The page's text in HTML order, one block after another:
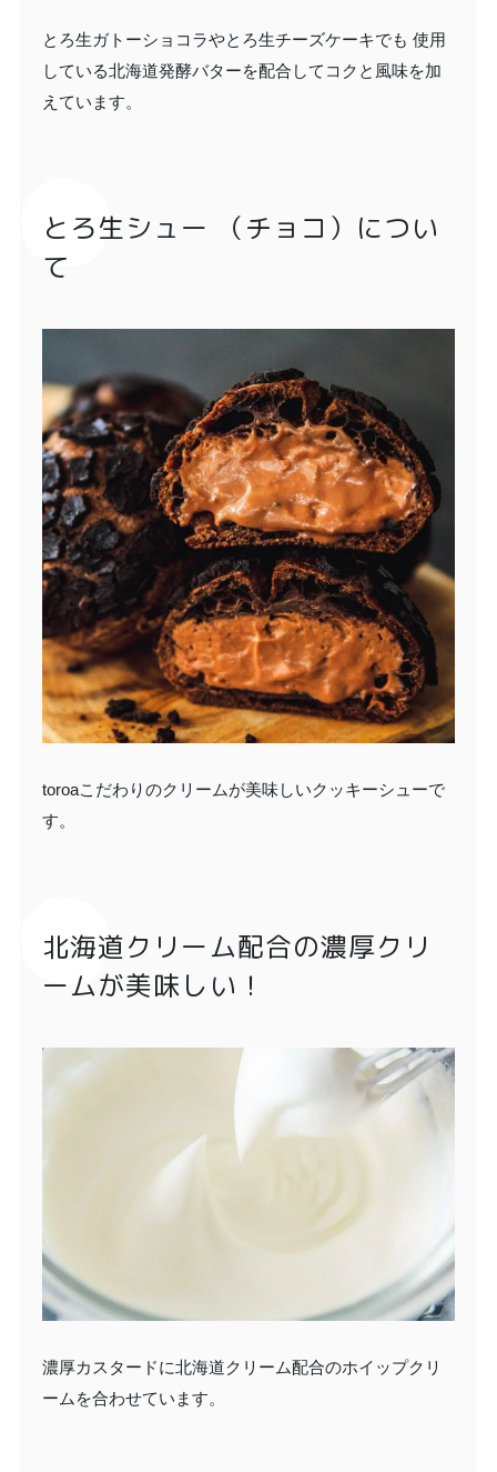
とろ生ガトーショコラやとろ生チーズケーキでも 使用
している北海道発酵バターを配合してコクと風味を加
えています。
とろ生シュー （チョコ）につい
て
toroaこだわりのクリームが美味しいクッキーシューで
す。
北海道クリーム配合の濃厚クリ
ームが美味しい！
濃厚カスタードに北海道クリーム配合のホイップクリ
ームを合わせています。